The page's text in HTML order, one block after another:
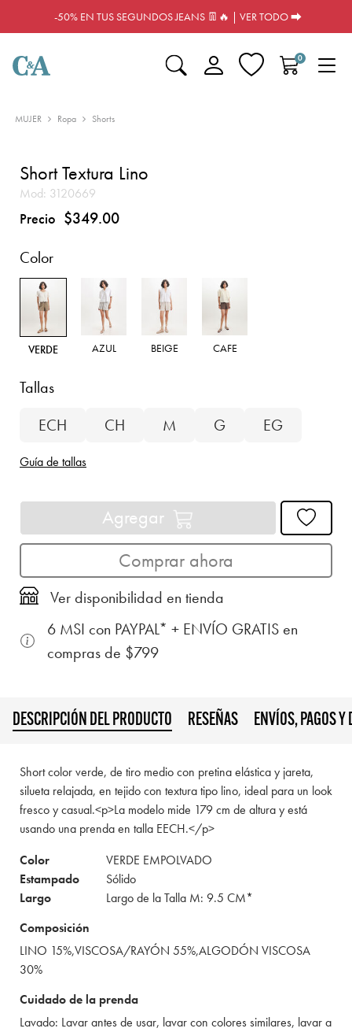
-50% EN TUS SEGUNDOS JEANS 👖🔥 | VER TODO ⮕
0
MUJER Ropa Shorts
Short Textura Lino
Mod: 3120669
Precio $349.00
Color
VERDE AZUL BEIGE CAFE
Tallas
ECH
CH M G EG
Guía de tallas
Agregar
Comprar ahora
Ver disponibilidad en tienda
6 MSI con PAYPAL* + ENVÍO GRATIS en
compras de $799
DESCRIPCIÓN DEL PRODUCTO RESEÑAS ENVÍOS, PAGOS Y
Short color verde, de tiro medio con pretina elástica y jareta,
silueta relajada, en tejido con textura tipo lino, ideal para un look
fresco y casual.<p>La modelo mide 179 cm de altura y está
usando una prenda en talla EECH.</p>
Color
VERDE EMPOLVADO
Estampado
Sólido
Largo
Largo de la Talla M: 9.5 CM*
Composición
LINO 15%,VISCOSA/RAYÓN 55%,ALGODÓN VISCOSA
30%
Cuidado de la prenda
Lavado: Lavar antes de usar, lavar con colores similares, lavar a